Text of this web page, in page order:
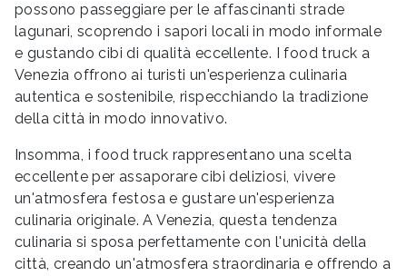
possono passeggiare per le affascinanti strade
lagunari, scoprendo i sapori locali in modo informale
e gustando cibi di qualità eccellente. I food truck a
Venezia offrono ai turisti un'esperienza culinaria
autentica e sostenibile, rispecchiando la tradizione
della città in modo innovativo.
Insomma, i food truck rappresentano una scelta
eccellente per assaporare cibi deliziosi, vivere
un'atmosfera festosa e gustare un'esperienza
culinaria originale. A Venezia, questa tendenza
culinaria si sposa perfettamente con l'unicità della
città, creando un'atmosfera straordinaria e offrendo a